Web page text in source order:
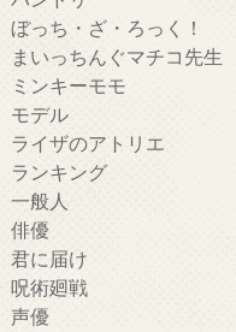
ぼっち・ざ・ろっく！
まいっちんぐマチコ先生
ミンキーモモ
モデル
ライザのアトリエ
ランキング
一般人
俳優
君に届け
呪術廻戦
声優